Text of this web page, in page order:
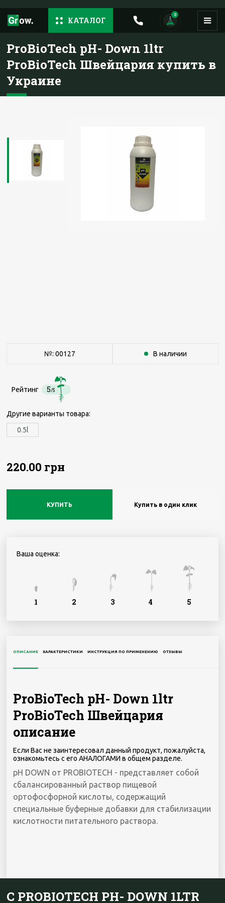
КАТАЛОГ
0
ProBioTech pH- Down 1ltr
ProBioTech Швейцария купить в
Украине
№: 00127 В наличии
Рейтинг 5/5
Другие варианты товара:
0.5l
220.00 грн
КУПИТЬ Купить в один клик
Ваша оценка:
5
4
3
2
1
ОПИСАНИЕ ХАРАКТЕРИСТИКИ ИНСТРУКЦИЯ ПО ПРИМЕНЕНИЮ ОТЗЫВЫ
ProBioTech pH- Down 1ltr
ProBioTech Швейцария
описание
Если Вас не заинтересовал данный продукт, пожалуйста,
ознакомьтесь с его АНАЛОГАМИ в общем разделе.
pH DOWN от PROBIOTECH - представляет собой
сбалансированный раствор пищевой
ортофосфорной кислоты, содержащий
специальные буферные добавки для стабилизации
кислотности питательного раствора.
С PROBIOTECH PH- DOWN 1LTR